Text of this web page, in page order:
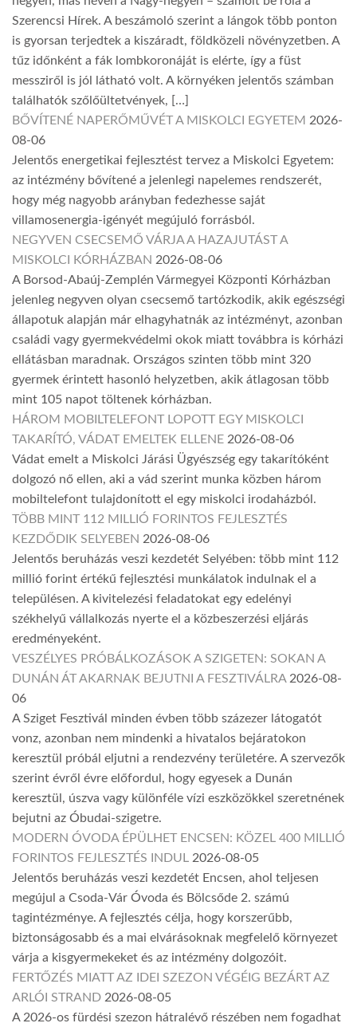
Szerencsi Hírek. A beszámoló szerint a lángok több ponton
is gyorsan terjedtek a kiszáradt, földközeli növényzetben. A
tűz időnként a fák lombkoronáját is elérte, így a füst
messziről is jól látható volt. A környéken jelentős számban
találhatók szőlőültetvények, […]
BŐVÍTENÉ NAPERŐMŰVÉT A MISKOLCI EGYETEM 2026-
08-06
Jelentős energetikai fejlesztést tervez a Miskolci Egyetem:
az intézmény bővítené a jelenlegi napelemes rendszerét,
hogy még nagyobb arányban fedezhesse saját
villamosenergia-igényét megújuló forrásból.
NEGYVEN CSECSEMŐ VÁRJA A HAZAJUTÁST A
MISKOLCI KÓRHÁZBAN 2026-08-06
A Borsod-Abaúj-Zemplén Vármegyei Központi Kórházban
jelenleg negyven olyan csecsemő tartózkodik, akik egészségi
állapotuk alapján már elhagyhatnák az intézményt, azonban
családi vagy gyermekvédelmi okok miatt továbbra is kórházi
ellátásban maradnak. Országos szinten több mint 320
gyermek érintett hasonló helyzetben, akik átlagosan több
mint 105 napot töltenek kórházban.
HÁROM MOBILTELEFONT LOPOTT EGY MISKOLCI
TAKARÍTÓ, VÁDAT EMELTEK ELLENE 2026-08-06
Vádat emelt a Miskolci Járási Ügyészség egy takarítóként
dolgozó nő ellen, aki a vád szerint munka közben három
mobiltelefont tulajdonított el egy miskolci irodaházból.
TÖBB MINT 112 MILLIÓ FORINTOS FEJLESZTÉS
KEZDŐDIK SELYEBEN 2026-08-06
Jelentős beruházás veszi kezdetét Selyében: több mint 112
millió forint értékű fejlesztési munkálatok indulnak el a
településen. A kivitelezési feladatokat egy edelényi
székhelyű vállalkozás nyerte el a közbeszerzési eljárás
eredményeként.
VESZÉLYES PRÓBÁLKOZÁSOK A SZIGETEN: SOKAN A
DUNÁN ÁT AKARNAK BEJUTNI A FESZTIVÁLRA 2026-08-
06
A Sziget Fesztivál minden évben több százezer látogatót
vonz, azonban nem mindenki a hivatalos bejáratokon
keresztül próbál eljutni a rendezvény területére. A szervezők
szerint évről évre előfordul, hogy egyesek a Dunán
keresztül, úszva vagy különféle vízi eszközökkel szeretnének
bejutni az Óbudai-szigetre.
MODERN ÓVODA ÉPÜLHET ENCSEN: KÖZEL 400 MILLIÓ
FORINTOS FEJLESZTÉS INDUL 2026-08-05
Jelentős beruházás veszi kezdetét Encsen, ahol teljesen
megújul a Csoda-Vár Óvoda és Bölcsőde 2. számú
tagintézménye. A fejlesztés célja, hogy korszerűbb,
biztonságosabb és a mai elvárásoknak megfelelő környezet
várja a kisgyermekeket és az intézmény dolgozóit.
FERTŐZÉS MIATT AZ IDEI SZEZON VÉGÉIG BEZÁRT AZ
ARLÓI STRAND 2026-08-05
A 2026-os fürdési szezon hátralévő részében nem fogadhat